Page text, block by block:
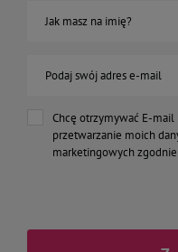
Jak masz na imię?
Podaj swój adres e-mail
Chcę otrzymywać E-
przetwarzanie moich
marketingowych